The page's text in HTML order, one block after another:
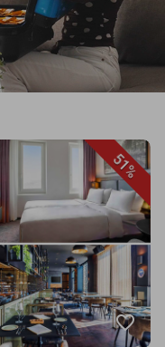
51%
favorite_border